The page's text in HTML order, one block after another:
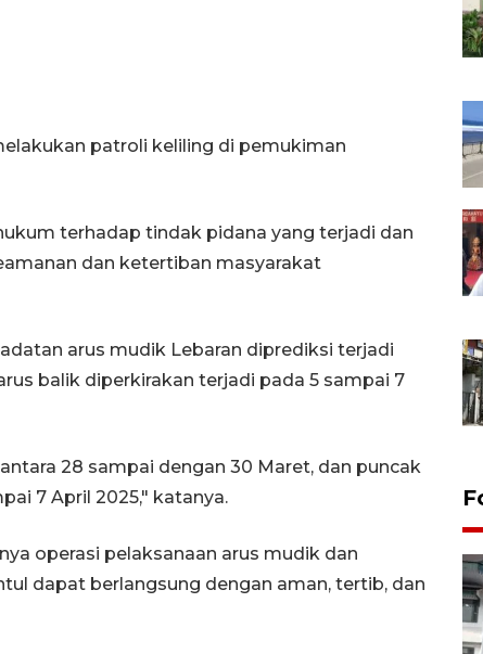
patroli keliling di pemukiman
terhadap tindak pidana yang terjadi dan
dan ketertiban masyarakat
arus mudik Lebaran diprediksi terjadi
balik diperkirakan terjadi pada 5 sampai 7
28 sampai dengan 30 Maret, dan puncak
7 April 2025," katanya.
operasi pelaksanaan arus mudik dan
dapat berlangsung dengan aman, tertib, dan